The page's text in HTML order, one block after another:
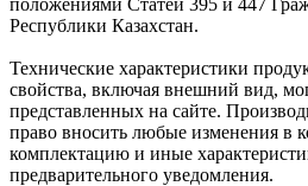
Республики Казахстан.
Технические характеристики
свойства, включая внешний вид,
представленных на сайте.
право вносить любые изменения в
комплектацию и иные
предварительного уведомления.